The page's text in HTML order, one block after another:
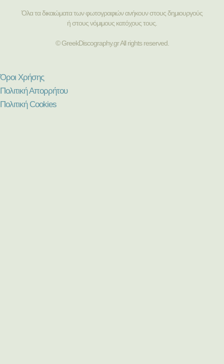
Όλα τα δικαιώματα των φωτογραφιών ανήκουν στους δημιουργούς
ή στους νόμιμους κατόχους τους.
© GreekDiscography.gr All rights reserved.
Όροι Χρήσης
Πολιτική Απορρήτου
Πολιτική Cookies